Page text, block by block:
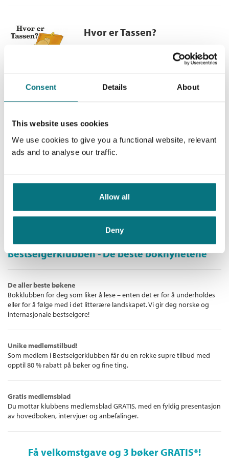
Consent Details About
This website uses cookies
We use cookies to give you a functional website, relevant
ads and to analyse our traffic.
Allow all
Deny
Hvor er Tassen?
Medlem
Ikke medlem
249,–
Kjøp
Tassen baker kake
Innbundet
Medlem
249,–
Kjøp
Bestselgerklubben - De beste boknyhetene
De aller beste bøkene
Bokklubben for deg som liker å lese – enten det er for å underholdes
eller for å følge med i det litterære landskapet. Vi gir deg norske og
internasjonale bestselgere!
Unike medlemstilbud!
Som medlem i Bestselgerklubben får du en rekke supre tilbud med
opptil 80 % rabatt på bøker og fine ting.
Gratis medlemsblad
Du mottar klubbens medlemsblad GRATIS, med en fyldig presentasjon
av hovedboken, intervjuer og anbefalinger.
Få velkomstgave og 3 bøker GRATIS*!